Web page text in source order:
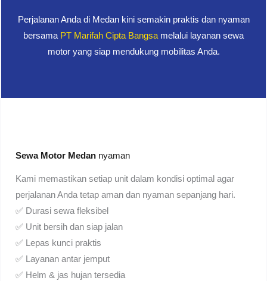
Perjalanan Anda di Medan kini semakin praktis dan nyaman
bersama PT Marifah Cipta Bangsa melalui layanan sewa
motor yang siap mendukung mobilitas Anda.
Sewa Motor Medan nyaman
Kami memastikan setiap unit dalam kondisi optimal agar
perjalanan Anda tetap aman dan nyaman sepanjang hari.
✅ Durasi sewa fleksibel
✅ Unit bersih dan siap jalan
✅ Lepas kunci praktis
✅ Layanan antar jemput
✅ Helm & jas hujan tersedia